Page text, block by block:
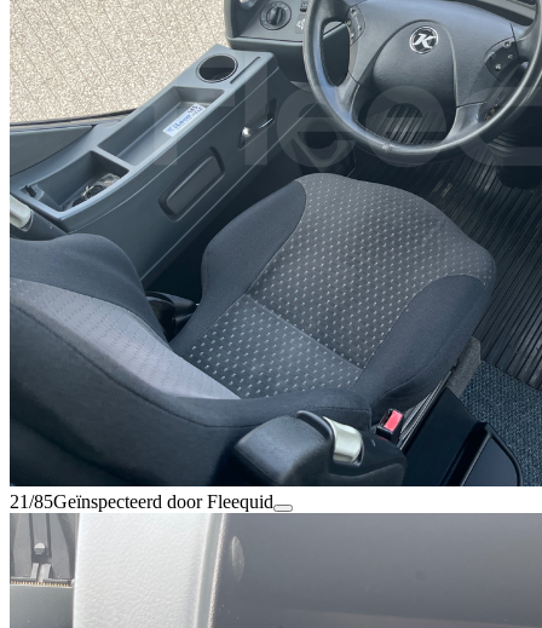
21/85Geïnspecteerd door Fleequid